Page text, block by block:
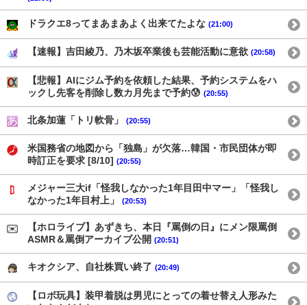
ドラクエ8ってまあまあよく出来てたよな (21:00)
【速報】吉田綾乃、乃木坂卒業後も芸能活動に意欲 (20:58)
【悲報】AIにジム予約を依頼した結果、予約システムをハ
ックし先客を削除し数カ月先まで予約😰 (20:55)
北条加蓮「トリ軟骨」 (20:55)
米国務省の地図から「独島」が欠落…韓国・市民団体が即
時訂正を要求 [8/10] (20:55)
メジャー三大if「怪我しなかった1年目田中マー」「怪我し
なかった1年目村上」
(20:53)
【ホロライブ】あずきち、本日『罵倒の日』にメン限罵倒
ASMR＆罵倒アーカイブ公開 (20:51)
キオクシア、自社株買い終了 (20:49)
【ロボ玩具】装甲着脱は男児にとっての着せ替え人形みた